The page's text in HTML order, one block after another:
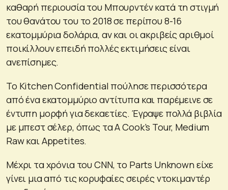
καθαρή περιουσία του Μπουρντέν κατά τη στιγμή
του θανάτου του το 2018 σε περίπου 8-16
εκατομμύρια δολάρια, αν και οι ακριβείς αριθμοί
ποικίλλουν επειδή πολλές εκτιμήσεις είναι
ανεπίσημες.
Το Kitchen Confidential πούλησε περισσότερα
από ένα εκατομμύριο αντίτυπα και παρέμεινε σε
έντυπη μορφή για δεκαετίες. Έγραψε πολλά βιβλία
με μπεστ σέλερ, όπως τα A Cook’s Tour, Medium
Raw και Appetites.
Μέχρι τα χρόνια του CNN, το Parts Unknown είχε
γίνει μια από τις κορυφαίες σειρές ντοκιμαντέρ